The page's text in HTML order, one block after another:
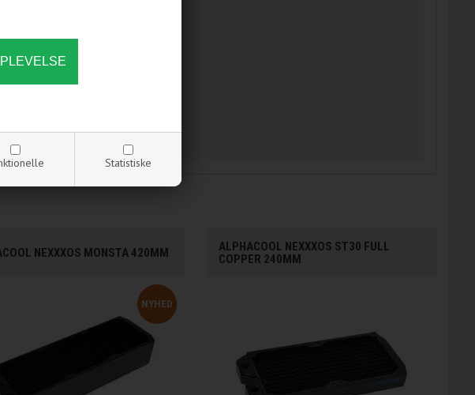
Statistiske
NEXXXOS MONSTA 420MM
NYHED
ALPHACOOL NEXXXOS ST30 FULL
COPPER 240MM